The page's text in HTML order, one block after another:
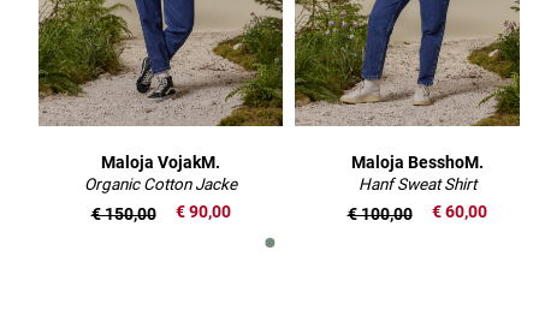
Maloja VojakM.
Organic Cotton Jacke
€ 90,00
€ 150,00
Maloja BesshoM.
Hanf Sweat Shirt
€ 60,00
€ 100,00